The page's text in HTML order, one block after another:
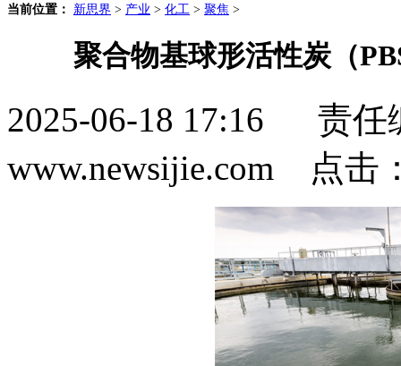
当前位置： 新思界 > 产业 > 化工 > 聚焦 >
聚合物基球形活性炭（
2025-06-18 17:16 责
www.newsijie.com 点击